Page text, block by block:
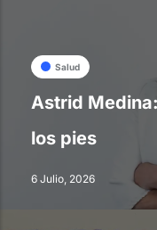
Salud
Astrid
los pies
6 Julio, 2026